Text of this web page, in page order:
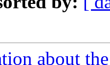
about